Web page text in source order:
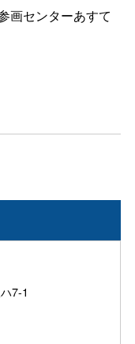
画センターあすて
7-1